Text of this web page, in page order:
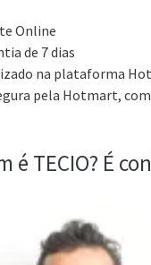
Online
de 7 dias
na plataforma
pela Hotmart,
é TECIO? É